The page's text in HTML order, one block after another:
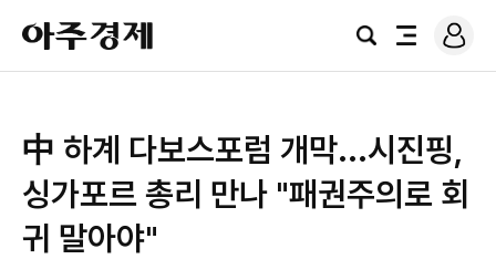
아
주
경
검
전
로
그
中 하계 다보스포럼 개막...시진핑,
싱가포르 총리 만나 "패권주의로 회
귀 말아야"